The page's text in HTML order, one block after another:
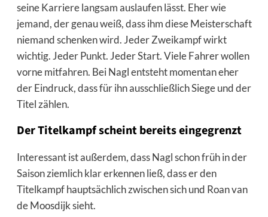
seine Karriere langsam auslaufen lässt. Eher wie
jemand, der genau weiß, dass ihm diese Meisterschaft
niemand schenken wird. Jeder Zweikampf wirkt
wichtig. Jeder Punkt. Jeder Start. Viele Fahrer wollen
vorne mitfahren. Bei Nagl entsteht momentan eher
der Eindruck, dass für ihn ausschließlich Siege und der
Titel zählen.
Der Titelkampf scheint bereits eingegrenzt
Interessant ist außerdem, dass Nagl schon früh in der
Saison ziemlich klar erkennen ließ, dass er den
Titelkampf hauptsächlich zwischen sich und Roan van
de Moosdijk sieht.